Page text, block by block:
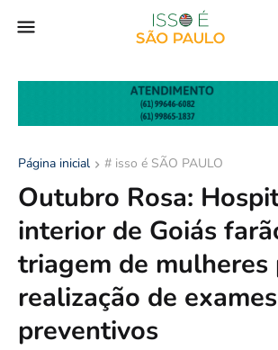
Página inicial # isso é SÃO PAULO
Outubro Rosa:
interior de Goiás
triagem de mulheres
realização de exames
preventivos